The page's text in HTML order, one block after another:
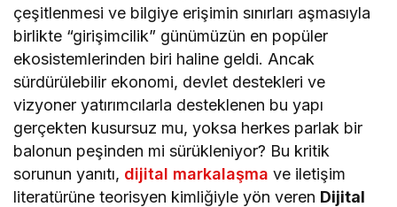
çeşitlenmesi ve bilgiye erişimin sınırları aşmasıyla
birlikte “girişimcilik” günümüzün en popüler
ekosistemlerinden biri haline geldi. Ancak
sürdürülebilir ekonomi, devlet destekleri ve
vizyoner yatırımcılarla desteklenen bu yapı
gerçekten kusursuz mu, yoksa herkes parlak bir
balonun peşinden mi sürükleniyor? Bu kritik
sorunun yanıtı, dijital markalaşma ve iletişim
literatürüne teorisyen kimliğiyle yön veren Dijital